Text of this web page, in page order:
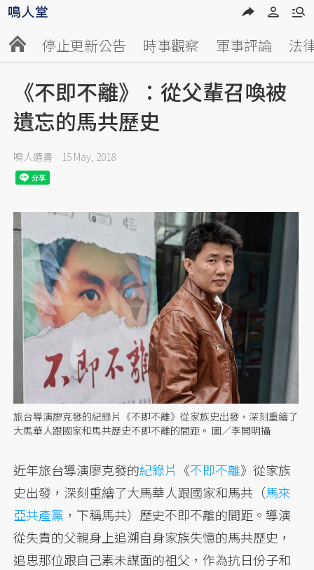
停止更新公告 時事觀察 軍事評論 法
《不即不離》：從父輩召喚被
遺忘的馬共歷史
鳴人選書 15 May, 2018
旅台導演廖克發的紀錄片《不即不離》從家族史出發，深刻重繪了
大馬華人跟國家和馬共歷史不即不離的間距。 圖／李開明攝
近年旅台導演廖克發的紀錄片 《不即不離》從家族
史出發，深刻重繪了大馬華人跟國家和馬共（馬來
亞共產黨 ，下稱馬共）歷史不即不離的間距。導演
從失責的父親身上追溯自身家族失憶的馬共歷史，
追思那位跟自己素未謀面的祖父，作為抗日份子和